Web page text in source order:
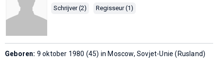
Schrijver (2) Regisseur (1)
Geboren: 9 oktober 1980 (45) in Moscow, Sovjet-Unie (Rusland)